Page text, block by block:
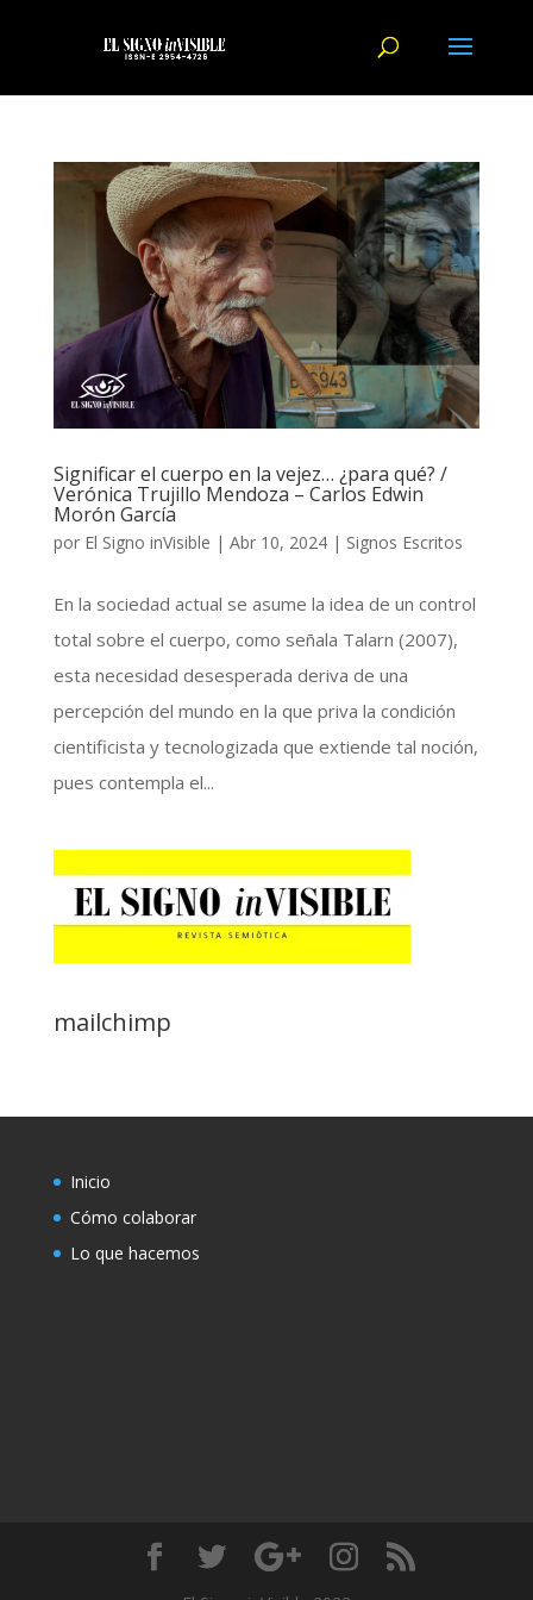
Significar el cuerpo en la vejez… ¿para qué? /
Verónica Trujillo Mendoza – Carlos Edwin
Morón García
por El Signo inVisible | Abr 10, 2024| Signos Escritos
En la sociedad actual se asume la idea de un control
total sobre el cuerpo, como señala Talarn (2007),
esta necesidad desesperada deriva de una
percepción del mundo en la que priva la condición
cientificista y tecnologizada que extiende tal noción,
pues contempla el...
mailchimp
Inicio
Cómo colaborar
Lo que hacemos